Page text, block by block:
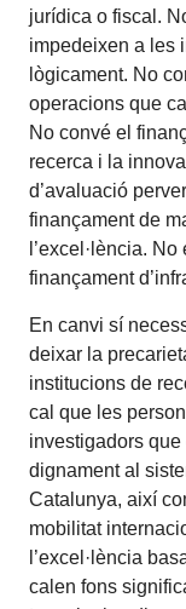
jurídica o fiscal.
impedeixen a les
lògicament. No
operacions que
No convé el
recerca i la
d’avaluació
finançament de
l’excel·lència.
finançament
En canvi sí
deixar la
institucions de
cal que les
investigadors que
dignament al
Catalunya, així
mobilitat
l’excel·lència
calen fons